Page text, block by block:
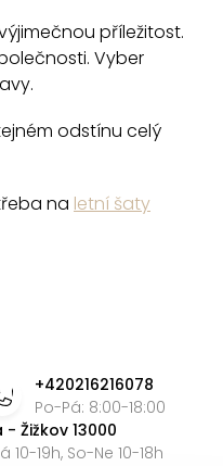
příležitost.
Vyber
odstínu celý
na letní šaty
+420216216078
Po-Pá: 8:00-18:00
Žižkov 13000
19h, So-Ne 10-18h